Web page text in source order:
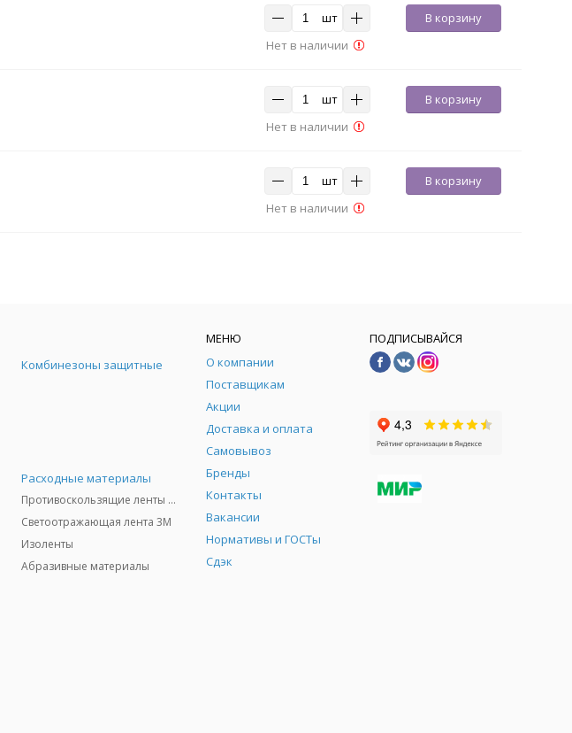
шт
В корзину
Нет в наличии
шт
В корзину
Нет в наличии
шт
В корзину
Нет в наличии
Комбинезоны защитные
Расходные материалы
Противоскользящие ленты 3М
Светоотражающая лента 3M
Изоленты
Абразивные материалы
МЕНЮ
О компании
Поставщикам
Акции
Доставка и оплата
Самовывоз
Бренды
Контакты
Вакансии
Нормативы и ГОСТы
Сдэк
ПОДПИСЫВАЙСЯ